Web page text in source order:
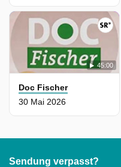
45:00
Doc Fischer
30 Mai 2026
Sendung verpasst?